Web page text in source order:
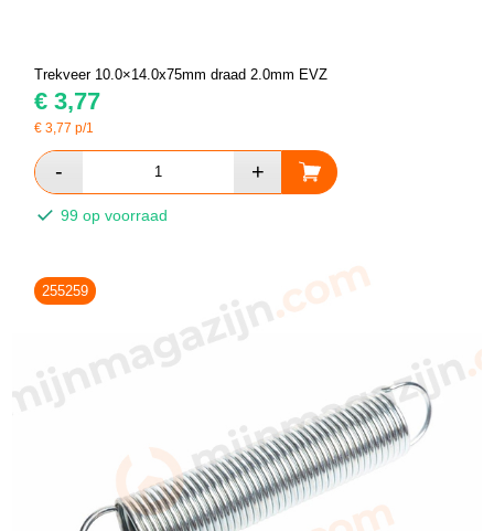
Trekveer 10.0×14.0x75mm draad 2.0mm EVZ
€ 3,77
€3,77 p/1
99 op voorraad
255259